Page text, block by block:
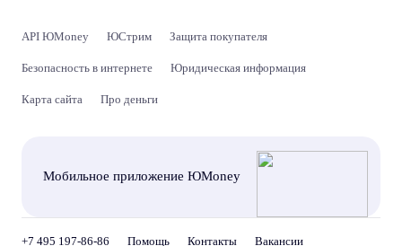
API ЮMoney ЮСтрим Защита покупателя
Безопасность в интернете Юридическая информация
Карта сайта Про деньги
Мобильное приложение ЮMoney
+7 495 197-86-86 Помощь Контакты Вакансии